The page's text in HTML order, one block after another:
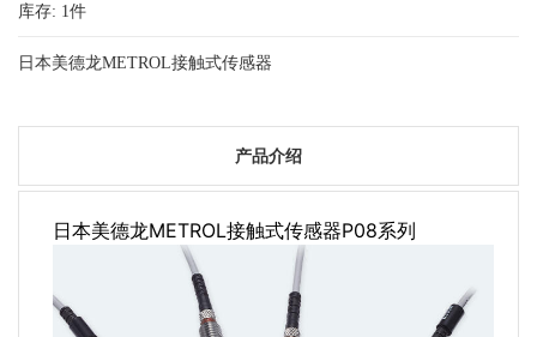
库存: 1 件
日本美德龙METROL接触式传感器
产品介绍
日本美德龙METROL接触式传感器P08系列